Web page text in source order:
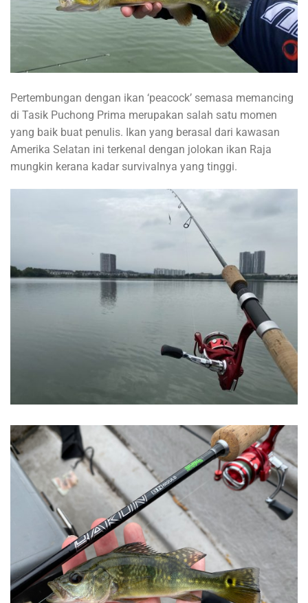
Pertembungan dengan ikan ‘peacock’ semasa memancing
di Tasik Puchong Prima merupakan salah satu momen
yang baik buat penulis. Ikan yang berasal dari kawasan
Amerika Selatan ini terkenal dengan jolokan ikan Raja
mungkin kerana kadar survivalnya yang tinggi.